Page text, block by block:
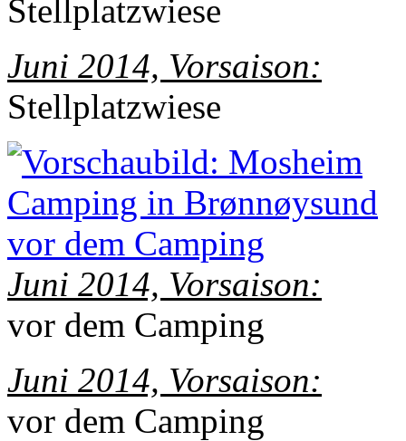
Stellplatzwiese
Juni 2014, Vorsaison:
Stellplatzwiese
Juni 2014, Vorsaison:
vor dem Camping
Juni 2014, Vorsaison:
vor dem Camping